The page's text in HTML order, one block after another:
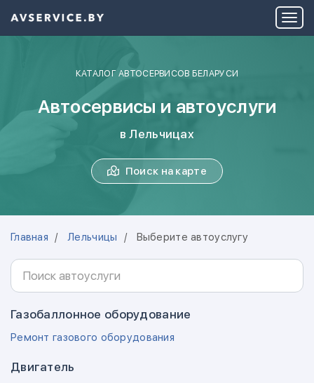
КАТАЛОГ АВТОСЕРВИСОВ БЕЛАРУСИ
Автосервисы и автоуслуги
в Лельчицах
Поиск на карте
Главная Лельчицы Выберите автоуслугу
Газобаллонное оборудование
Ремонт газового оборудования
Двигатель